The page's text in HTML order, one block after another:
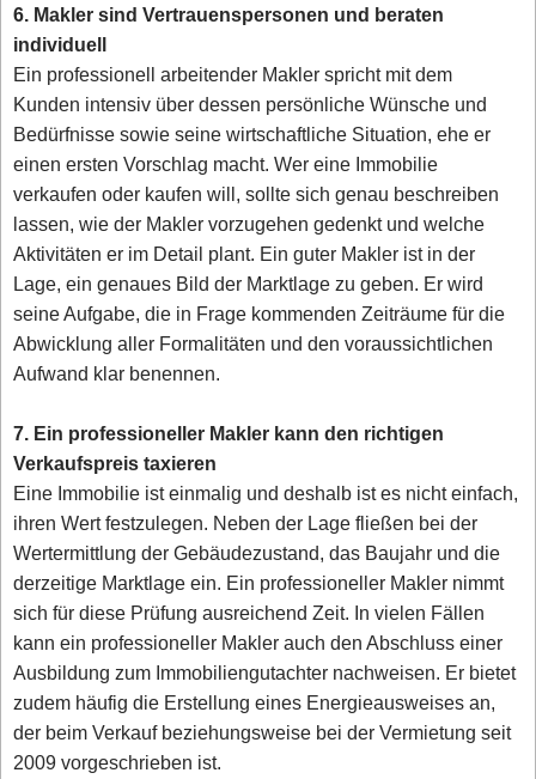
6. Makler sind Vertrauenspersonen und beraten
individuell
Ein professionell arbeitender Makler spricht mit dem
Kunden intensiv über dessen persönliche Wünsche und
Bedürfnisse sowie seine wirtschaftliche Situation, ehe er
einen ersten Vorschlag macht. Wer eine Immobilie
verkaufen oder kaufen will, sollte sich genau beschreiben
lassen, wie der Makler vorzugehen gedenkt und welche
Aktivitäten er im Detail plant. Ein guter Makler ist in der
Lage, ein genaues Bild der Marktlage zu geben. Er wird
seine Aufgabe, die in Frage kommenden Zeiträume für die
Abwicklung aller Formalitäten und den voraussichtlichen
Aufwand klar benennen.
7. Ein professioneller Makler kann den richtigen
Verkaufspreis taxieren
Eine Immobilie ist einmalig und deshalb ist es nicht einfach,
ihren Wert festzulegen. Neben der Lage fließen bei der
Wertermittlung der Gebäudezustand, das Baujahr und die
derzeitige Marktlage ein. Ein professioneller Makler nimmt
sich für diese Prüfung ausreichend Zeit. In vielen Fällen
kann ein professioneller Makler auch den Abschluss einer
Ausbildung zum Immobiliengutachter nachweisen. Er bietet
zudem häufig die Erstellung eines Energieausweises an,
der beim Verkauf beziehungsweise bei der Vermietung seit
2009 vorgeschrieben ist.